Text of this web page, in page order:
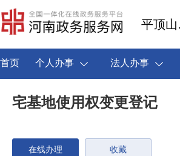
首页 个人办事 法人办事
宅基地使用权变更登记
在线办理 收藏